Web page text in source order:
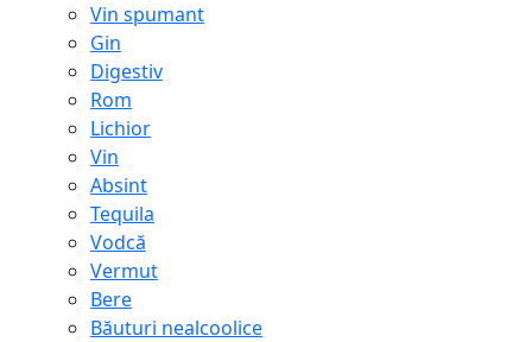
Vin spumant
Gin
Digestiv
Rom
Lichior
Vin
Absint
Tequila
Vodcă
Vermut
Bere
Băuturi nealcoolice